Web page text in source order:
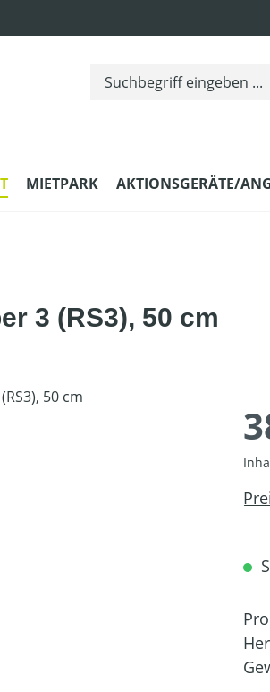
MIETPARK AKTIONSGERÄTE/
3 (RS3), 50 cm